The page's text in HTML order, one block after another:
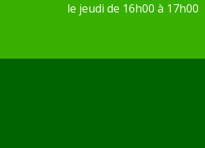
le jeudi de 16h00 à 17h00